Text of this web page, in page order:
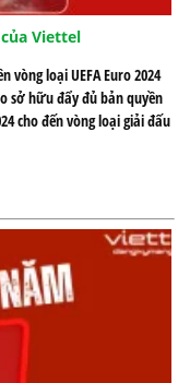
Viettel
loại UEFA Euro 2024
sở hữu đẩy đủ bản quyền
cho đến vòng loại giải đấu